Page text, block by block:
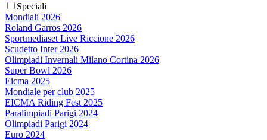
Speciali
Mondiali 2026
Roland Garros 2026
Sportmediaset Live Riccione 2026
Scudetto Inter 2026
Olimpiadi Invernali Milano Cortina 2026
Super Bowl 2026
Eicma 2025
Mondiale per club 2025
EICMA Riding Fest 2025
Paralimpiadi Parigi 2024
Olimpiadi Parigi 2024
Euro 2024